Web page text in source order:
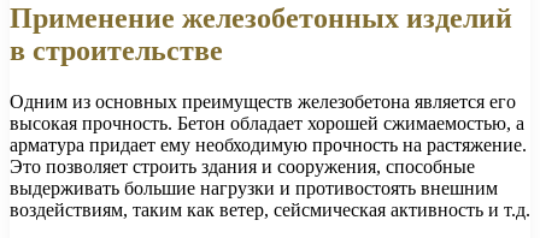
Применение железобетонных изделий
в строительстве
Одним из основных преимуществ железобетона является его
высокая прочность. Бетон обладает хорошей сжимаемостью, а
арматура придает ему необходимую прочность на растяжение.
Это позволяет строить здания и сооружения, способные
выдерживать большие нагрузки и противостоять внешним
воздействиям, таким как ветер, сейсмическая активность и т.д.